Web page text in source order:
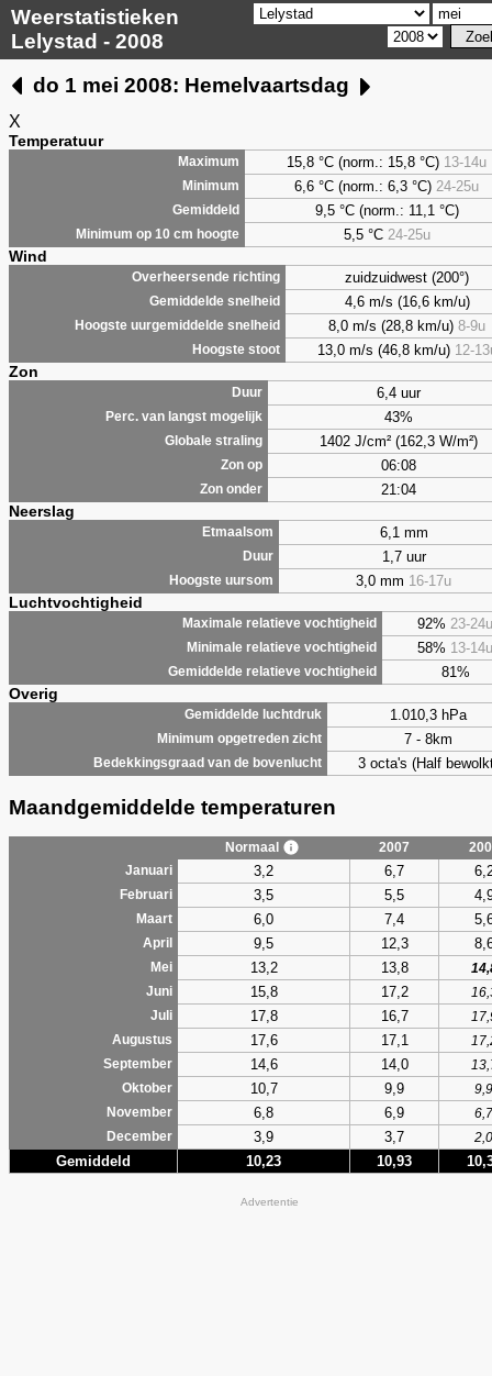
Weerstatistieken
Lelystad - 2008
do 1 mei 2008: Hemelvaartsdag
X
Temperatuur
Maximum 15,8 °C (norm.: 15,8 °C) 13-14u
Minimum 6,6 °C (norm.: 6,3 °C) 24-25u
Gemiddeld 9,5°C (norm.: 11,1 °C)
Minimum op 10 cm hoogte 5,5°C 24-25u
Wind
Overheersende richting zuidzuidwest (200°)
Gemiddelde snelheid 4,6 m/s (16,6 km/u)
Hoogste uurgemiddelde snelheid 8,0 m/s (28,8 km/u) 8-9u
Hoogste stoot 13,0 m/s (46,8 km/u) 12-
Zon
Duur 6,4 uur
Perc. van langst mogelijk 43%
Globale straling 1402 J/cm² (162,3 W/m²)
Zon op 06:08
Zon onder 21:04
Neerslag
Etmaalsom 6,1 mm
Duur 1,7 uur
Hoogste uursom 3,0 mm 16-17u
Luchtvochtigheid
Maximale relatieve vochtigheid 92% 23-24u
Minimale relatieve vochtigheid 58% 13-14u
Gemiddelde relatieve vochtigheid 81%
Overig
Gemiddelde luchtdruk 1.010,3 hPa
Minimum opgetreden zicht 7 - 8km
Bedekkingsgraad van de bovenlucht 3 octa's (Half
Maandgemiddelde temperaturen
Normaal 2007
Januari
3,2 6,7
Februari 3,5 5,5
Maart 6,0 7,4
April 9,5 12,3
Mei 13,2 13,8
Juni
15,8 17,2
Juli
17,8 16,7
Augustus
17,6 17,1
September
14,6 14,0
Oktober
10,7 9,9
9,9
November
6,8 6,9
6,7
December
3,9 3,7 2,0
Gemiddeld 10,23 10,93
Advertentie